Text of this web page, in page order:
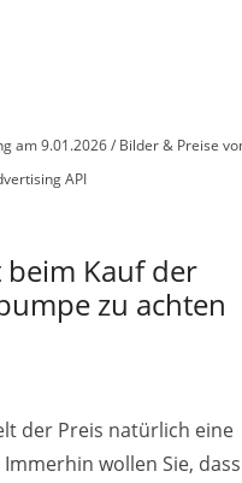
am 9.01.2026 / Bilder & Preise
API
beim Kauf der
zu achten
der Preis natürlich eine
wollen Sie,